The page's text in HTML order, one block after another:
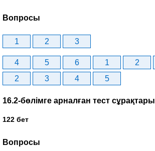
Вопросы
1 2 3
4 5 6 1 2
2
3 4 5
16.2-бөлімге арналған тест сұрақтары
122 бет
Вопросы